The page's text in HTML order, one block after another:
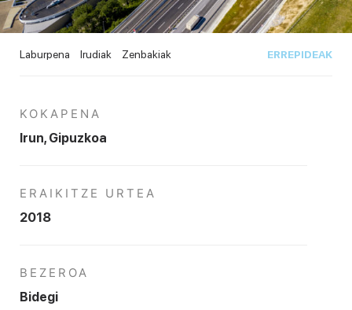
Laburpena Irudiak Zenbakiak ERREPIDEAK
KOKAPENA
Irun, Gipuzkoa
ERAIKITZE URTEA
2018
BEZEROA
Bidegi